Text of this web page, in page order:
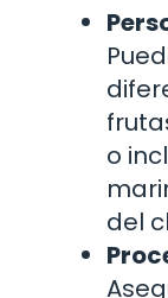
o
del